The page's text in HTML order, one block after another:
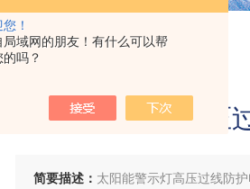
！
局域网的朋友！有什么可以帮
的吗？
护电力网光红光防撞
太阳能警示灯高
简要描述： 太阳能警示灯高压过线防